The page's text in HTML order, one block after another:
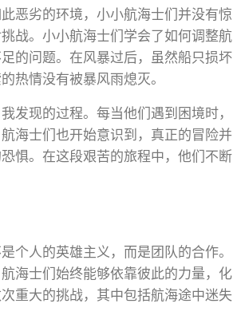
恶劣的环境，小小航海士们并没有惊
战。小小航海士们学会了如何调整航
的问题。在风暴过后，虽然船只损坏
热情没有被暴风雨熄灭。
发现的过程。每当他们遇到困境时，
海士们也开始意识到，真正的冒险并
惧。在这段艰苦的旅程中，他们不断
个人的英雄主义，而是团队的合作。
海士们始终能够依靠彼此的力量，化
重大的挑战，其中包括航海途中迷失